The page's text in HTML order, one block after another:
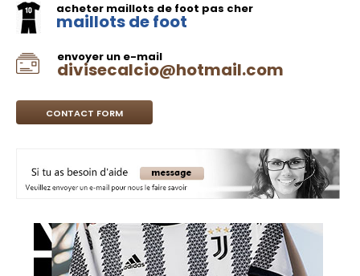
acheter maillots de foot pas cher
maillots de foot
envoyer un e-mail
divisecalcio@hotmail.com
CONTACT FORM